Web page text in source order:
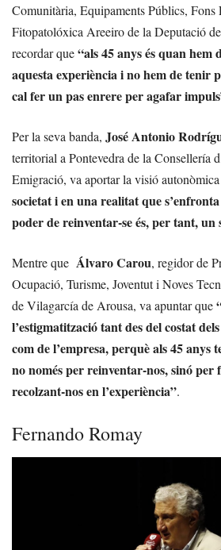
Comunitària, Equipaments Públics, Fons
Fitopatolóxica Areeiro de la Deputació
recordar que“als 45 anys és quan hem
aquesta experiència i no hem de tenir
cal fer un pas enrere per agafar
Per la seva banda, José Antonio
territorial a Pontevedra de la Consellería
Emigració, va aportar la visió autonòmica
societat i en una realitat que
poder de reinventar-se és, per tant, un
Mentre que Álvaro Carou, regidor de
Ocupació, Turisme, Joventut i Noves
de Vilagarcía de Arousa, va apuntar que
l’estigmatització tant des del costat
com de l’empresa, perquè als 45 anys
no només per reinventar-nos, sinó per
recolzant-nos en l’experiència”.
Fernando Romay